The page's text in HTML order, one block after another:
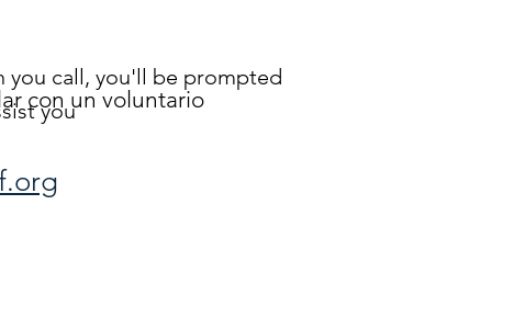
con un voluntario
you call, you'll be prompted
you